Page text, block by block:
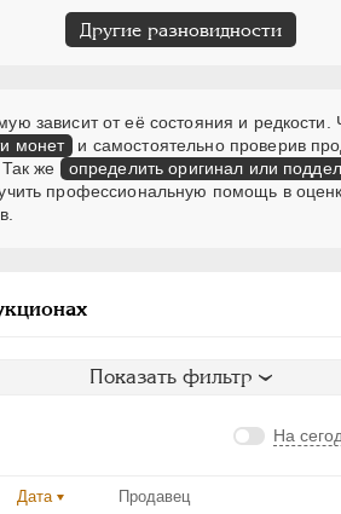
Другие разновидности
зависит от её состояния и
монет
и самостоятельно проверив
же
определить оригинал или
профессиональную помощь в
Показать фильтр
На
Дата Продавец